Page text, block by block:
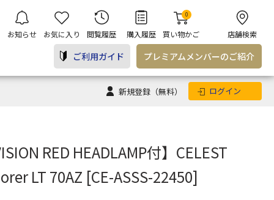
お知らせ お気に入り 閲覧履歴 購入履歴 買い物かご
0
店舗検索
ご利用ガイド プレミアム メンバーのご紹介
新規登録 （無料） ログイン
RED HEADLAMP付】CELEST
LT 70AZ [CE-ASSS-22450]